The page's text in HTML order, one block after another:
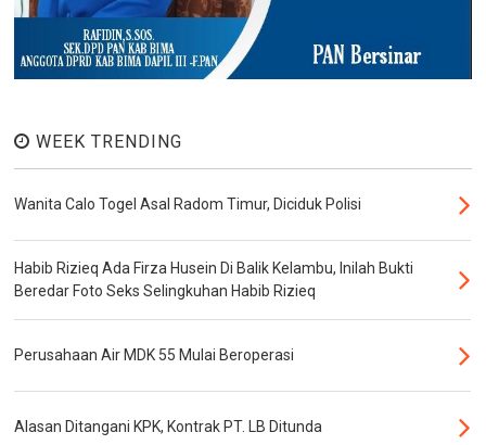
WEEK TRENDING
Wanita Calo Togel Asal Radom Timur, Diciduk Polisi
Habib Rizieq Ada Firza Husein Di Balik Kelambu, Inilah Bukti
Beredar Foto Seks Selingkuhan Habib Rizieq
Perusahaan Air MDK 55 Mulai Beroperasi
Alasan Ditangani KPK, Kontrak PT. LB Ditunda